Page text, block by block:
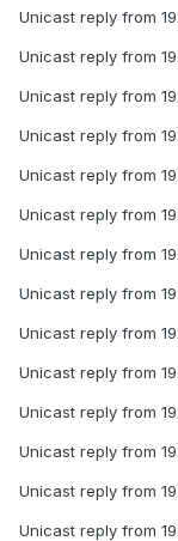
Unicast reply from
Unicast reply from
Unicast reply from
Unicast reply from
Unicast reply from
Unicast reply from
Unicast reply from
Unicast reply from
Unicast reply from
Unicast reply from
Unicast reply from
Unicast reply from
Unicast reply from
Unicast reply from